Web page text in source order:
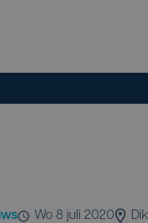
wo 8 juli 2020